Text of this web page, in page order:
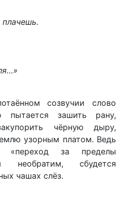
созвучии слово
пытается зашить рану,
чёрную дыру,
узорным платом. Ведь
«переход за пределы
необратим, сбудется
чашах слёз.